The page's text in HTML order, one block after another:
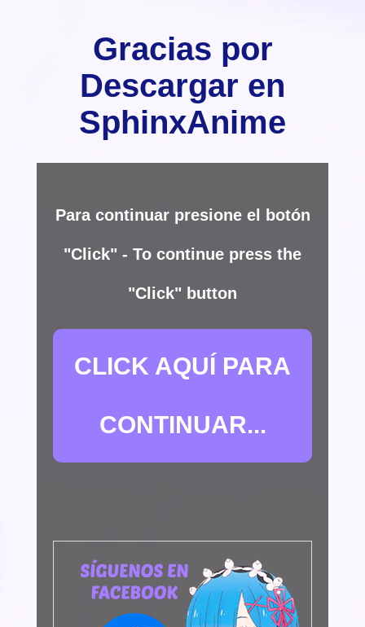
Gracias por
Descargar en
SphinxAnime
Para continuar presione el botón
"Click" - To continue press the
"Click" button
CLICK AQUÍ PARA
CONTINUAR...